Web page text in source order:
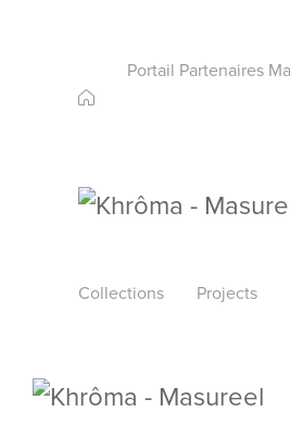
Portail Partenaires
Collections Projects